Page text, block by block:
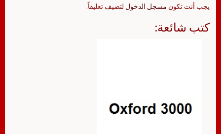
يجب أنت تكون مسجل الدخول لتضيف تعليقاً.
كتب شائعة: